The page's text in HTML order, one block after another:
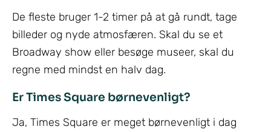
De fleste bruger 1-2 timer på at gå rundt, tage
billeder og nyde atmosfæren. Skal du se et
Broadway show eller besøge museer, skal du
regne med mindst en halv dag.
Er Times Square børnevenligt?
Ja, Times Square er meget børnevenligt i dag